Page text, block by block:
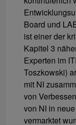
Board und
ist einer der
Kapitel 3
Experten im
Toszkowski)
mit NI
von
von NI in
vermarktet